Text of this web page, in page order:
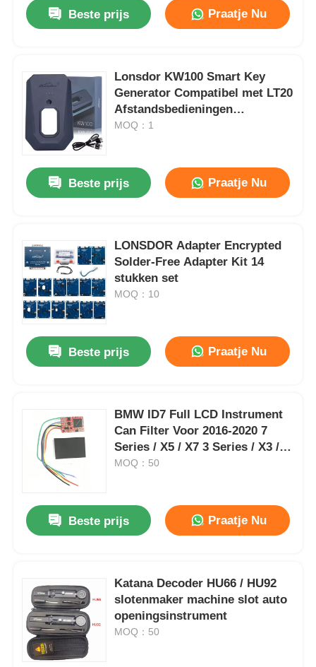
Beste prijs Praatje Nu
Lonsdor KW100 Smart Key
Generator Compatibel met LT20
Afstandsbedieningen
Ondersteunt Alle Sleutels
MOQ：1
Beste prijs Praatje Nu
LONSDOR Adapter Encrypted
Solder-Free Adapter Kit 14
stukken set
MOQ：10
Beste prijs Praatje Nu
BMW ID7 Full LCD Instrument
Can Filter Voor 2016-2020 7
Series / X5 / X7 3 Series / X3 /
X4 / X6
MOQ：50
Beste prijs Praatje Nu
Katana Decoder HU66 / HU92
slotenmaker machine slot auto
openingsinstrument
MOQ：50